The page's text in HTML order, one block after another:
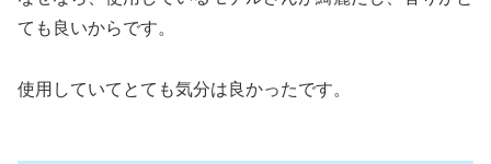
ても良いからです。
使用していてとても気分は良かったです。